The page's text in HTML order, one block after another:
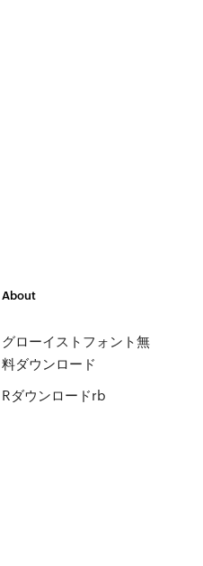
About
グローイストフォント無
料ダウンロード
Rダウンロードrb